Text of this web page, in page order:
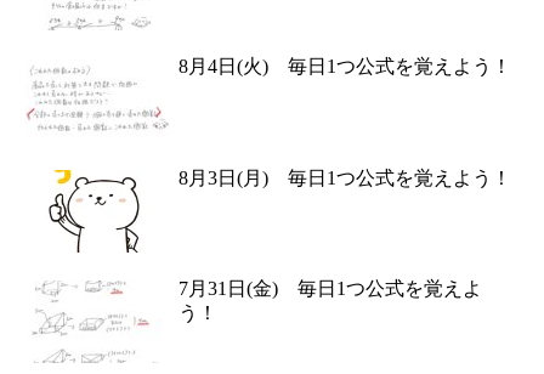
8月4日(火) 毎日1つ公式を覚えよう！
8月3日(月) 毎日1つ公式を覚えよう！
7月31日(金) 毎日1つ公式を覚えよ
う！